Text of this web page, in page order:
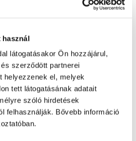
használ
látogatásakor Ön hozzájárul,
szerződött partnerei
helyezzenek el, melyek
tett látogatásának adatait
szóló hirdetések
felhasználják. Bővebb információ
Oldal újratöltése